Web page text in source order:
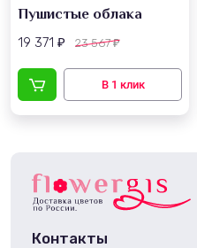
Пушистые облака
19 371 ₽ 23 567₽
Контакты